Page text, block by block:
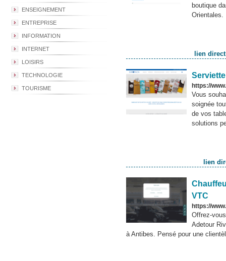
ENSEIGNEMENT
ENTREPRISE
INFORMATION
INTERNET
LOISIRS
TECHNOLOGIE
TOURISME
boutique
Orientales.
lien
https://
Vous
soignée
de vos
solutions
lien
VTC
https://
Offrez-
Adetour
à Antibes. Pensé pour une